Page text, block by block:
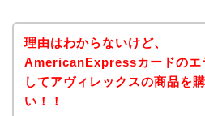
理由はわからないけど、
AmericanExpressカードのエ
してアヴィレックスの商品を
い！！